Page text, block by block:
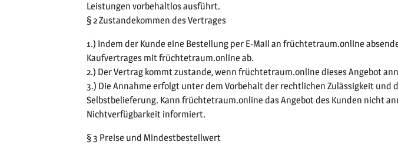
Leistungen vorbehaltlos ausführt.
§ 2 Zustandekommen des Vertrages
1.) Indem der Kunde eine Bestellung per E-Mail an früchtetraum.online
Kaufvertrages mit früchtetraum.online ab.
2.) Der Vertrag kommt zustande, wenn früchtetraum.online dieses Angebot
3.) Die Annahme erfolgt unter dem Vorbehalt der rechtlichen Zulässigkeit
Selbstbelieferung. Kann früchtetraum.online das Angebot des Kunden nicht
Nichtverfügbarkeit informiert.
§ 3 Preise und Mindestbestellwert